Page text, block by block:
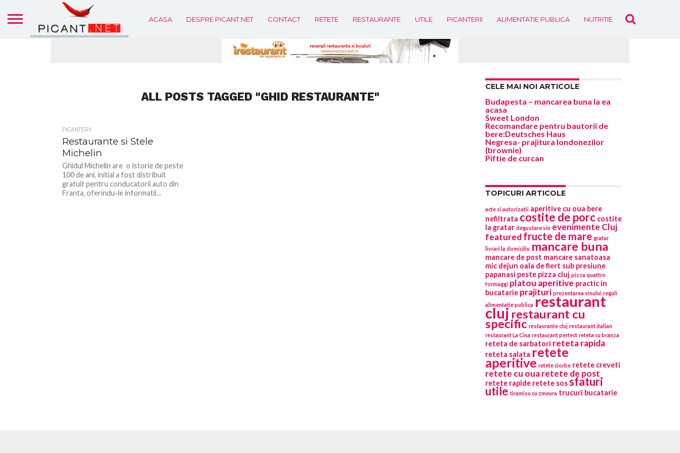
ACASA DESPRE PICANT.NET CONTACT RETETE RESTAURANTE UTILE PICANTERII ALIMENTATIE PUBLICA NUTRITIE EVENIMENTE
ALL POSTS TAGGED "GHID RESTAURANTE"
PICANTERII
Restaurante si Stele
Michelin
Ghidul Michelin are o istorie de peste
100 de ani, initial a fost distribuit
gratuit pentru conducatorii auto din
Franta, oferindu-le informatii...
CELE MAI NOI ARTICOLE
Budapesta – mancarea buna la ea
acasa
Sweet London
Recomandare pentru bautorii de
bere:Deutsches Haus
Negresa- prajitura londonezilor
(brownie)
Piftie de curcan
TOPICURI ARTICOLE
acte si autorizatii aperitive cu oua bere
nefiltrata costite de porc costite
la gratar degustare vin evenimente Cluj
featuredfructe de mare gratar
livrari la domiciliu mancare buna
mancare de post mancare sanatoasa
mic dejun oala de fiert sub presiune
papanasi peste pizza cluj pizza quattro
formaggi platou aperitive practic in
bucatarie prajituri prezentarea vinului reguli
alimentatie publica restaurant
clujrestaurant cu
specific restaurante cluj restaurant italian
restaurant La Cina restaurant perfect reteta cu branza
reteta de sarbatori reteta rapida
reteta salata retete
aperitive retete ciorbe retete creveti
retete cu ouaretete de post
retete rapide retete sossfaturi
utile tiramisu cu zmeura trucuri bucatarie